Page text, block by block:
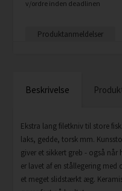
v/ordre inden deadlinen
Produktanmeldelser
Beskrivelse
Ekstra lang filetkniv til store
laks, gedde, torsk mm.
giver et sikkert greb - også
er lavet af en stållegering
et meget slidstærkt æg.